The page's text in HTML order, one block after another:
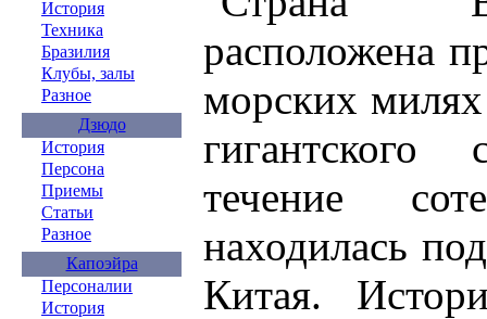
История
Техника
Бразилия
Клубы, залы
Разное
Дзюдо
История
Персона
Приемы
Статьи
Разное
Капоэйра
Персоналии
История
расположена
морских милях
течение
находилась
Китая.